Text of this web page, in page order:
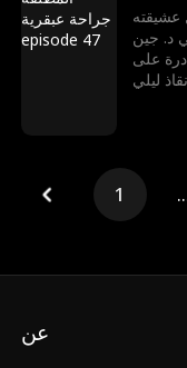
عشيقته
د. جين
على
1
عن